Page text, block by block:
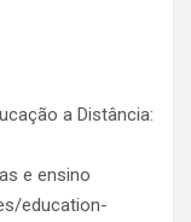
a Distância:
e ensino
education-